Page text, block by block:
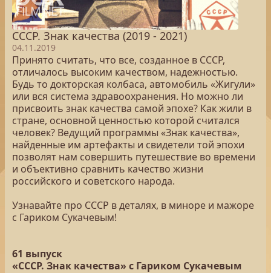
СССР. Знак качества (2019 - 2021)
04.11.2019
Принято считать, что все, созданное в СССР,
отличалось высоким качеством, надежностью.
Будь то докторская колбаса, автомобиль «Жигули»
или вся система здравоохранения. Но можно ли
присвоить знак качества самой эпохе? Как жили в
стране, основной ценностью которой считался
человек? Ведущий программы «Знак качества»,
найденные им артефакты и свидетели той эпохи
позволят нам совершить путешествие во времени
и объективно сравнить качество жизни
российского и советского народа.
Узнавайте про СССР в деталях, в миноре и мажоре
с Гариком Сукачевым!
61 выпуск
«СССР. Знак качества» с Гариком Сукачевым